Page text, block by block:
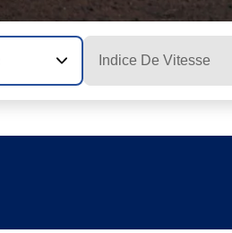
Indice De Vitesse